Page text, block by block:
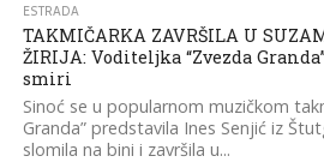
ESTRADA
TAKMIČARKA ZAVRŠILA U
ŽIRIJA: Voditeljka “Zvezda
smiri
Sinoć se u popularnom muzičkom
Granda” predstavila Ines Senjić iz
slomila na bini i završila u...